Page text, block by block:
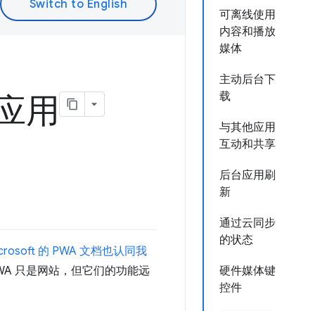
可离线使用
内容和播放
媒体
主动后台下
载
与其他应用
互动和共享
后台应用刷
新
通过云同步
的状态
硬件媒体键
控件
用
的 PWA 文档也认同我
只是网站，但它们的功能远